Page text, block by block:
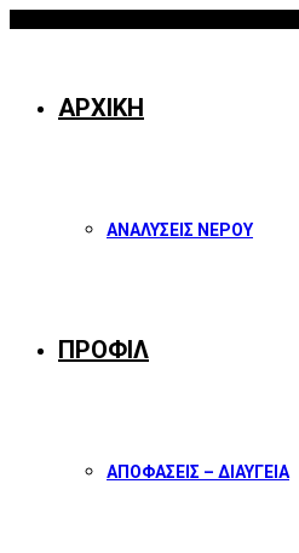
ΑΡΧΙΚΗ
ΑΝΑΛΥΣΕΙΣ ΝΕΡΟΥ
ΠΡΟΦΙΛ
ΑΠΟΦΑΣΕΙΣ – ΔΙΑΥΓΕΙΑ